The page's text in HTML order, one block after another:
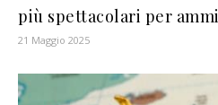
più spettacolari per
21 Maggio 2025